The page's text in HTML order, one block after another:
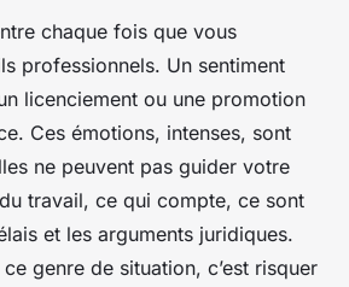
chaque fois que vous
professionnels. Un sentiment
licenciement ou une promotion
Ces émotions, intenses, sont
ne peuvent pas guider votre
travail, ce qui compte, ce sont
et les arguments juridiques.
genre de situation, c’est risquer